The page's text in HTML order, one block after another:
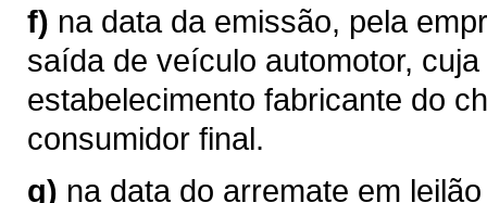
f) na data da emissão, pela
saída de veículo automotor,
estabelecimento fabricante do
consumidor final.
g) na data do arremate em